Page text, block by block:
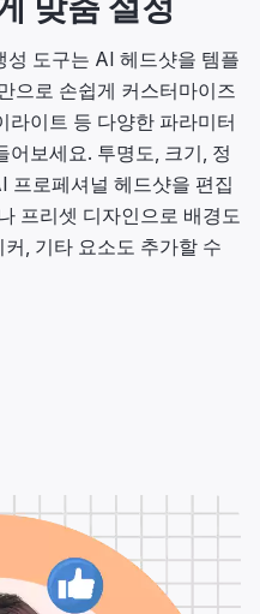
도구는 AI 헤드샷을 템플
으로 손쉽게 커스터마이즈
라이트 등 다양한 파라미터
어보세요. 투명도, 크기, 정
프로페셔널 헤드샷을 편집
프리셋 디자인으로 배경도
, 기타 요소도 추가할 수